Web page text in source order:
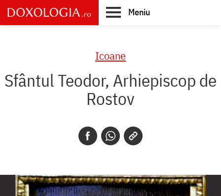
Skip
to
main
Meniu
Icoane
Sfântul Teodor, Arhiepiscop de
Rostov